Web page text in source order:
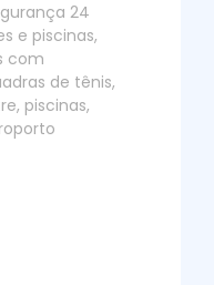
24
e piscinas,
com
de tênis,
piscinas,